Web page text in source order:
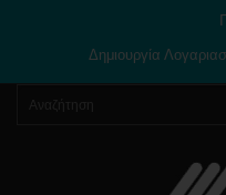
Δημιουργία